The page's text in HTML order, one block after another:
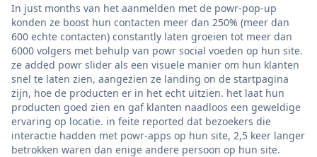
In just months van het aanmelden met de powr-pop-up
konden ze boost hun contacten meer dan 250% (meer dan
600 echte contacten) constantly laten groeien tot meer dan
6000 volgers met behulp van powr social voeden op hun site.
ze added powr slider als een visuele manier om hun klanten
snel te laten zien, aangezien ze landing on de startpagina
zijn, hoe de producten er in het echt uitzien. het laat hun
producten goed zien en gaf klanten naadloos een geweldige
ervaring op locatie. in feite reported dat bezoekers die
interactie hadden met powr-apps op hun site, 2,5 keer langer
betrokken waren dan enige andere persoon op hun site.